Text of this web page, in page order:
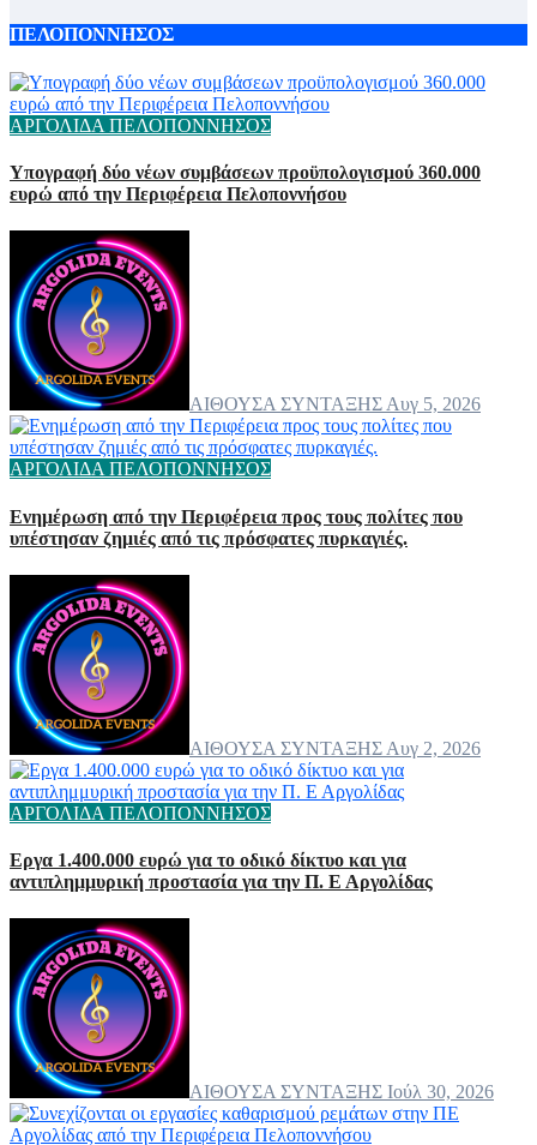
ΠΕΛΟΠΟΝΝΗΣΟΣ
ΑΡΓΟΛΙΔΑ ΠΕΛΟΠΟΝΝΗΣΟΣ
Υπογραφή δύο νέων συμβάσεων προϋπολογισμού 360.000
ευρώ από την Περιφέρεια Πελοποννήσου
ΑΙΘΟΥΣΑ ΣΥΝΤΑΞΗΣ Αυγ 5, 2026
ΑΡΓΟΛΙΔΑ ΠΕΛΟΠΟΝΝΗΣΟΣ
Ενημέρωση από την Περιφέρεια προς τους πολίτες που
υπέστησαν ζημιές από τις πρόσφατες πυρκαγιές.
ΑΙΘΟΥΣΑ ΣΥΝΤΑΞΗΣ Αυγ 2, 2026
ΑΡΓΟΛΙΔΑ ΠΕΛΟΠΟΝΝΗΣΟΣ
Εργα 1.400.000 ευρώ για το οδικό δίκτυο και για
αντιπλημμυρική προστασία για την Π. Ε Αργολίδας
ΑΙΘΟΥΣΑ ΣΥΝΤΑΞΗΣ Ιούλ 30, 2026